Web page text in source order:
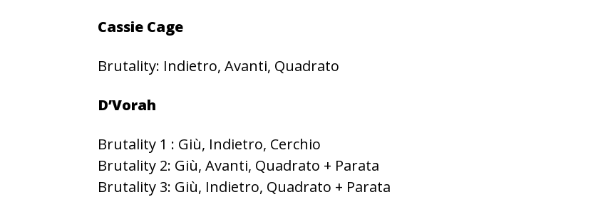
Cassie Cage
Brutality: Indietro, Avanti, Quadrato
D’Vorah
Brutality 1 : Giù, Indietro, Cerchio
Brutality 2: Giù, Avanti, Quadrato + Parata
Brutality 3: Giù, Indietro, Quadrato + Parata